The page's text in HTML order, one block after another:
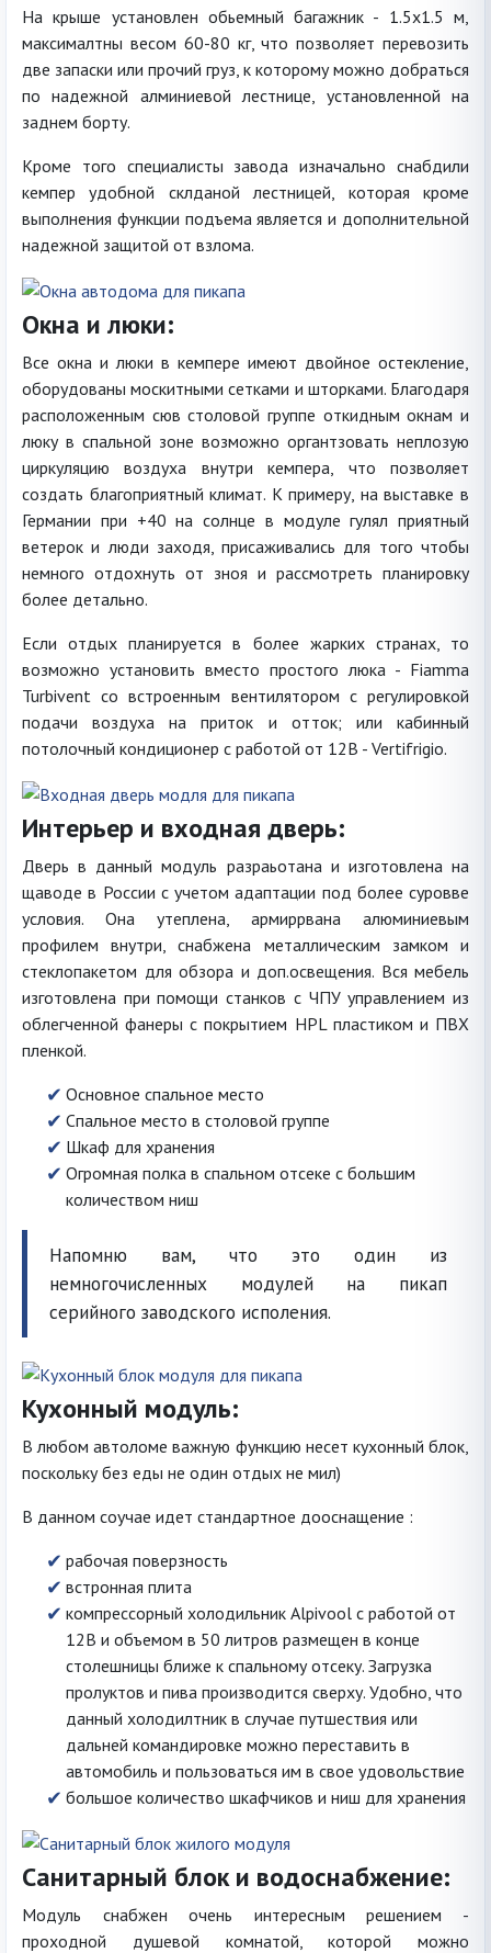
На крыше установлен обьемный багажник - 1.5х1.5 м,
максималтны весом 60-80 кг, что позволяет перевозить
две запаски или прочий груз, к которому можно добраться
по надежной алминиевой лестнице, установленной на
заднем борту.
Кроме того специалисты завода изначально снабдили
кемпер удобной склданой лестницей, которая кроме
выполнения функции подъема является и дополнительной
надежной защитой от взлома.
Окна и люки:
Все окна и люки в кемпере имеют двойное остекление,
оборудованы москитными сетками и шторками. Благодаря
расположенным сюв столовой группе откидным окнам и
люку в спальной зоне возможно органтзовать неплозую
циркуляцию воздуха внутри кемпера, что позволяет
создать благоприятный климат. К примеру, на выставке в
Германии при +40 на солнце в модуле гулял приятный
ветерок и люди заходя, присаживались для того чтобы
немного отдохнуть от зноя и рассмотреть планировку
более детально.
Если отдых планируется в более жарких странах, то
возможно установить вместо простого люка - Fiamma
Turbivent со встроенным вентилятором с регулировкой
подачи воздуха на приток и отток; или кабинный
потолочный кондиционер с работой от 12В - Vertifrigio.
Интерьер и входная дверь:
Дверь в данный модуль разраьотана и изготовлена на
щаводе в России с учетом адаптации под более суровве
условия. Она утеплена, армиррвана алюминиевым
профилем внутри, снабжена металлическим замком и
стеклопакетом для обзора и доп.освещения. Вся мебель
изготовлена при помощи станков с ЧПУ управлением из
облегченной фанеры с покрытием HPL пластиком и ПВХ
пленкой.
Основное спальное место
Спальное место в столовой группе
Шкаф для хранения
Огромная полка в спальном отсеке с большим
количеством ниш
Напомню вам, что это один из
немногочисленных модулей на пикап
серийного заводского исполения.
Кухонный модуль:
В любом автоломе важную функцию несет кухонный блок,
поскольку без еды не один отдых не мил)
В данном соучае идет стандартное дооснащение :
рабочая поверзность
встронная плита
компрессорный холодильник Alpivool с работой от
12В и объемом в 50 литров размещен в конце
столешницы ближе к спальному отсеку. Загрузка
пролуктов и пива производится сверху. Удобно, что
данный холодилтник в случае путшествия или
дальней командировке можно переставить в
автомобиль и пользоваться им в свое удовольствие
большое количество шкафчиков и ниш для хранения
Санитарный блок и водоснабжение:
Модуль снабжен очень интересным решением -
проходной душевой комнатой, которой можно